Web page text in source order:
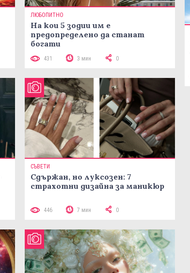
ЛЮБОПИТНО
На кои 5 зодии им е
предопределено да станат
богати
431 3 мин 0
СЪВЕТИ
Сдържан, но луксозен: 7
страхотни дизайна за маникюр
446 7 мин 0